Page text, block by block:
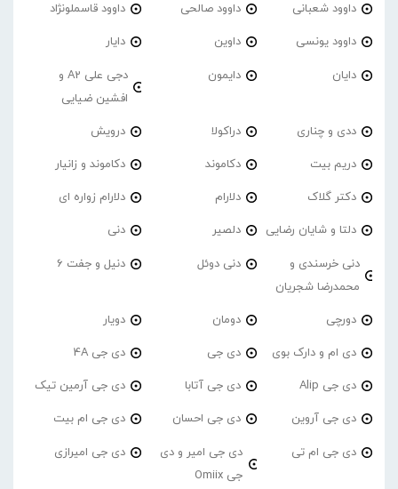
داوود شعبانی داوود صالحی داوود قاسملونژاد
داوود یونسی داوین دایار
دایان دایمون
دجی علی A2 و
افشین ضیایی
ددی و چناری دراکولا درویش
دریم بیت دکاموند دکاموند و زانیار
دکتر گلاک دلارام دلارام زواره ای
دلتا و شایان رضایی دلصیر دنی
دنی خرسندی و
محمدرضا شجریان
دنی دوئل دنیل و جفت 6
دورچی دومان دویار
دی ام و دارک بوی دی جی دی جی 4A
دی جی Alip دی جی آتابا دی جی آرمین تیک
دی جی آروین دی جی احسان دی جی ام بیت
دی جی ام تی
دی جی امیر و دی
جی Omiix
دی جی امیرازی